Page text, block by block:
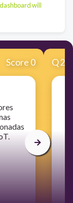
will
Score 0 Q2